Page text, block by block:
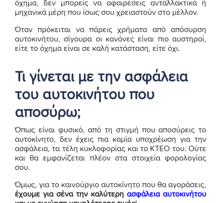
όχημα, δεν μπορείς να αφαιρέσεις ανταλλακτικά ή
μηχανικά μέρη που ίσως σου χρειαστούν στο μέλλον.
Όταν πρόκειται να πάρεις χρήματα από απόσυρση
αυτοκινήτου, σίγουρα οι κανόνες είναι πιο αυστηροί,
είτε το όχημα είναι σε καλή κατάσταση, είτε όχι.
Τι γίνεται με την ασφάλεια
του αυτοκινήτου που
αποσύρω;
Όπως είναι φυσικό, από τη στιγμή που αποσύρεις το
αυτοκίνητο, δεν έχεις πια καμία υποχρέωση για την
ασφάλεια, τα τέλη κυκλοφορίας και το ΚΤΕΟ του. Ούτε
και θα εμφανίζεται πλέον στα στοιχεία φορολογίας
σου.
Όμως, για το καινούργιο αυτοκίνητο που θα αγοράσεις,
έχουμε για σένα την καλύτερη ασφάλεια αυτοκινήτου